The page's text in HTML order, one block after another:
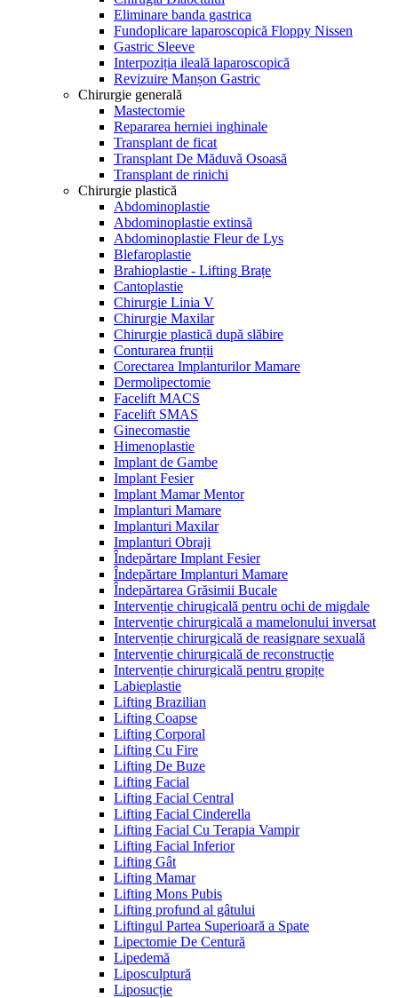
Eliminare banda gastrica
Fundoplicare laparoscopică Floppy Nissen
Gastric Sleeve
Interpoziția ileală laparoscopică
Revizuire Manșon Gastric
Chirurgie generală
Mastectomie
Repararea herniei inghinale
Transplant de ficat
Transplant De Măduvă Osoasă
Transplant de rinichi
Chirurgie plastică
Abdominoplastie
Abdominoplastie extinsă
Abdominoplastie Fleur de Lys
Blefaroplastie
Brahioplastie - Lifting Brațe
Cantoplastie
Chirurgie Linia V
Chirurgie Maxilar
Chirurgie plastică după slăbire
Conturarea frunții
Corectarea Implanturilor Mamare
Dermolipectomie
Facelift MACS
Facelift SMAS
Ginecomastie
Himenoplastie
Implant de Gambe
Implant Fesier
Implant Mamar Mentor
Implanturi Mamare
Implanturi Maxilar
Implanturi Obraji
Îndepărtare Implant Fesier
Îndepărtare Implanturi Mamare
Îndepărtarea Grăsimii Bucale
Intervenție chirugicală pentru ochi de migdale
Intervenție chirurgicală a mamelonului inversat
Intervenție chirurgicală de reasignare sexuală
Intervenție chirurgicală de reconstrucție
Intervenție chirurgicală pentru gropițe
Labieplastie
Lifting Brazilian
Lifting Coapse
Lifting Corporal
Lifting Cu Fire
Lifting De Buze
Lifting Facial
Lifting Facial Central
Lifting Facial Cinderella
Lifting Facial Cu Terapia Vampir
Lifting Facial Inferior
Lifting Gât
Lifting Mamar
Lifting Mons Pubis
Lifting profund al gâtului
Liftingul Partea Superioară a Spate
Lipectomie De Centură
Lipedemă
Liposculptură
Liposucție